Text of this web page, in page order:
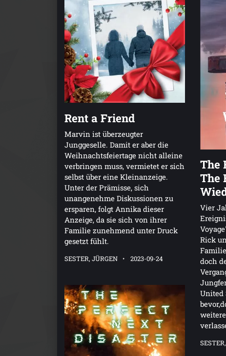
Rent a Friend
Marvin ist überzeugter
Junggeselle. Damit er aber die
Weihnachtsfeiertage nicht alleine
verbringen muss, vermietet er sich
selbst über eine Kleinanzeige.
Unter der Prämisse, sich
unangenehme Diskussionen zu
ersparen, folgt Annika dieser
Anzeige, da sie sich von ihrer
Familie zunehmend unter Druck
gesetzt fühlt.
SESTER, JÜRGEN 2023-09-24
The
The
Vier
Rick
doch
United